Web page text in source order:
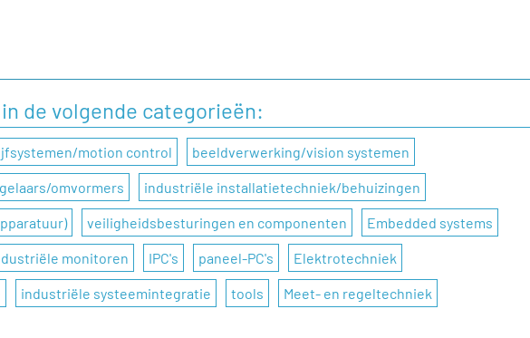
de volgende categorieën:
motion control beeldverwerking/vision systemen
omvormers industriële installatietechniek/behuizingen
veiligheidsbesturingen en componenten Embedded systems
monitoren IPC's paneel-PC's Elektrotechniek
industriële systeemintegratie tools Meet- en regeltechniek